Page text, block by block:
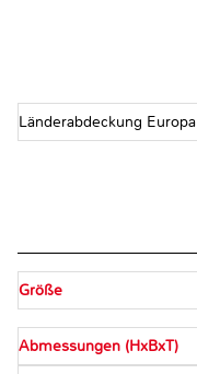
Länderabdeckung Europa
Größe
Abmessungen (HxBxT)